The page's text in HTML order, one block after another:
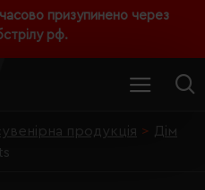
призупинено через
рф.
продукція
Дім